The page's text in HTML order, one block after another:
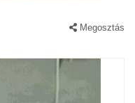
Megosztás